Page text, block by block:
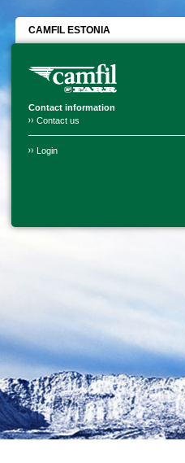
CAMFIL ESTONIA
Contact information
Contact us
Login